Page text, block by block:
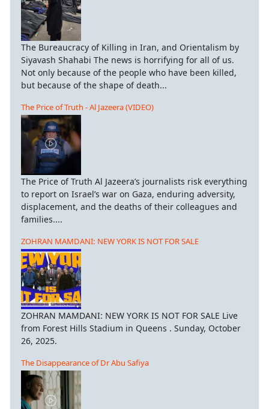
The Bureaucracy of Killing in Iran, and Orientalism by
Siyavash Shahabi The news is horrifying for all of us.
Not only because of the people who have been killed,
but because of the shape of death...
The Price of Truth - Al Jazeera (VIDEO)
The Price of Truth Al Jazeera’s journalists risk everything
to report on Israel’s war on Gaza, enduring adversity,
displacement, and the deaths of their colleagues and
families....
ZOHRAN MAMDANI: NEW YORK IS NOT FOR SALE
ZOHRAN MAMDANI: NEW YORK IS NOT FOR SALE Live
from Forest Hills Stadium in Queens . Sunday, October
26, 2025.
The Disappearance of Dr Abu Safiya